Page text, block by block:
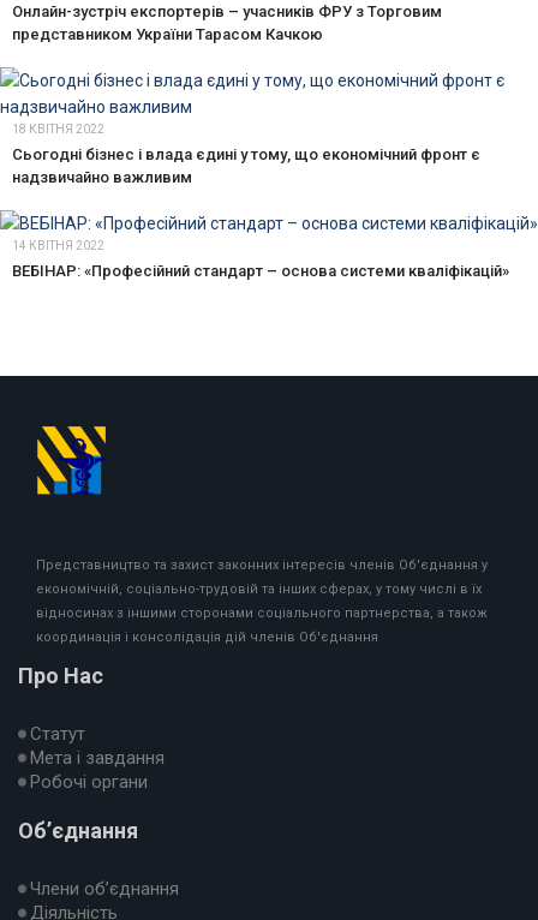
Онлайн-зустріч експортерів – учасників ФРУ з Торговим
представником України Тарасом Качкою
18 КВІТНЯ 2022
Сьогодні бізнес і влада єдині у тому, що економічний фронт є
надзвичайно важливим
14 КВІТНЯ 2022
ВЕБІНАР: «Професійний стандарт – основа системи кваліфікацій»
Представництво та захист законних інтересів членів Об'єднання у
економічній, соціально-трудовій та інших сферах, у тому числі в їх
відносинах з іншими сторонами соціального партнерства, а також
координація і консолідація дій членів Об'єднання
Про Нас
Статут
Мета і завдання
Робочі органи
Об’єднання
Члени об’єднання
Діяльність